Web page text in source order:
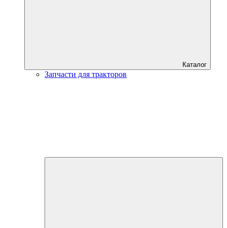
Каталог
Запчасти для тракторов